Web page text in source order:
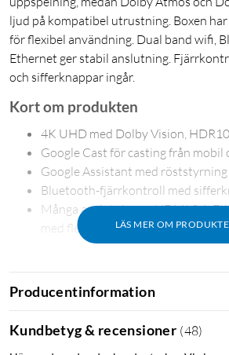
ljud på kompatibel utrustning. Boxen
för flexibel användning. Dual band wifi,
Ethernet ger stabil anslutning.
och sifferknappar ingår.
LÄS MER OM
Kort om produkten
4K UHD med Dolby Vision,
Google Cast för casting från mobil
Google Assistant med röststyrning
Bluetooth-fjärrkontroll med
Många anslutningar: HDMI 2.1,
med flera
Google TV samlar appar och innehåll i ett
gränssnitt och ger enkel åtkomst till
Play Store. Du kan installera appar, få
Producentinformation
Kundbetyg & recensioner (48)